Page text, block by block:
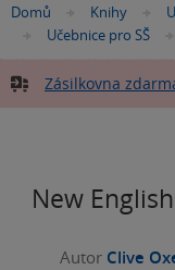
Nacházíte
Domů »Knihy »
»
Učebnice pro SŠ
Zásilkovna
New
Autor Clive